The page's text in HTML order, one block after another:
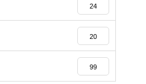
24
20
99